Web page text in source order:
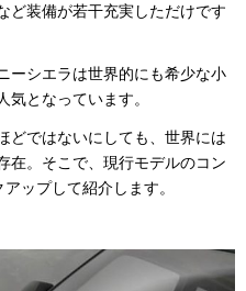
ど装備が若干充実しただけです
シエラは世界的にも希少な小
となっています。
ではないにしても、世界には
在。そこで、現行モデルのコン
ップして紹介します。